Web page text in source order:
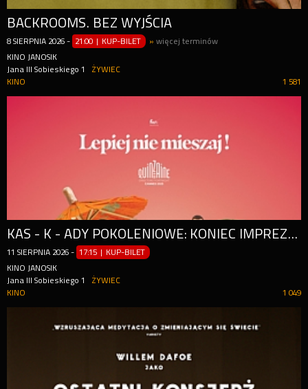
BACKROOMS. BEZ WYJŚCIA
8 SIERPNIA 2026 - 21:00 | KUP-BILET »więcej terminów
KINO JANOSIK
Jana III Sobieskiego 1
ŻYWIEC
1 581
KINO
KAS - K - ADY POKOLENIOWE: KONIEC IMPREZY!
11 SIERPNIA 2026 - 17:15 | KUP-BILET
KINO JANOSIK
Jana III Sobieskiego 1
ŻYWIEC
1 049
KINO